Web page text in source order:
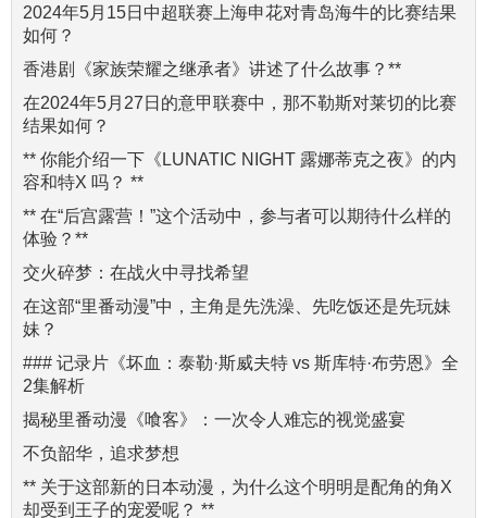
2024年5月15日中超联赛上海申花对青岛海牛的比赛结果
如何？
香港剧《家族荣耀之继承者》讲述了什么故事？**
在2024年5月27日的意甲联赛中，那不勒斯对莱切的比赛
结果如何？
** 你能介绍一下《LUNATIC NIGHT 露娜蒂克之夜》的内
容和特X 吗？ **
** 在“后宫露营！”这个活动中，参与者可以期待什么样的
体验？**
交火碎梦：在战火中寻找希望
在这部“里番动漫”中，主角是先洗澡、先吃饭还是先玩妹
妹？
### 记录片《坏血：泰勒·斯威夫特 vs 斯库特·布劳恩》全
2集解析
揭秘里番动漫《喰客》：一次令人难忘的视觉盛宴
不负韶华，追求梦想
** 关于这部新的日本动漫，为什么这个明明是配角的角X
却受到王子的宠爱呢？ **